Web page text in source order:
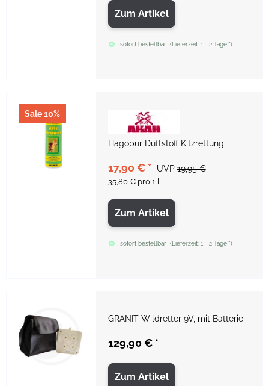
Zum Artikel
sofort bestellbar (Lieferzeit:1 - 2 Tage**)
Sale 10%
Hagopur Duftstoff Kitzrettung
17,90 € * UVP 19,95 €
35,80 € pro 1 l
Zum Artikel
sofort bestellbar (Lieferzeit:1 - 2 Tage**)
GRANIT Wildretter 9V, mit Batterie
129,90 € *
Zum Artikel